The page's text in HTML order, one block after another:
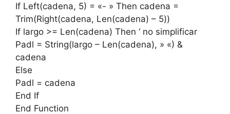
If Left(cadena, 5) = «- » Then cadena =
Trim(Right(cadena, Len(cadena) – 5))
If largo >= Len(cadena) Then ‘ no simplificar
Padl = String(largo – Len(cadena), » «) &
cadena
Else
Padl = cadena
End If
End Function